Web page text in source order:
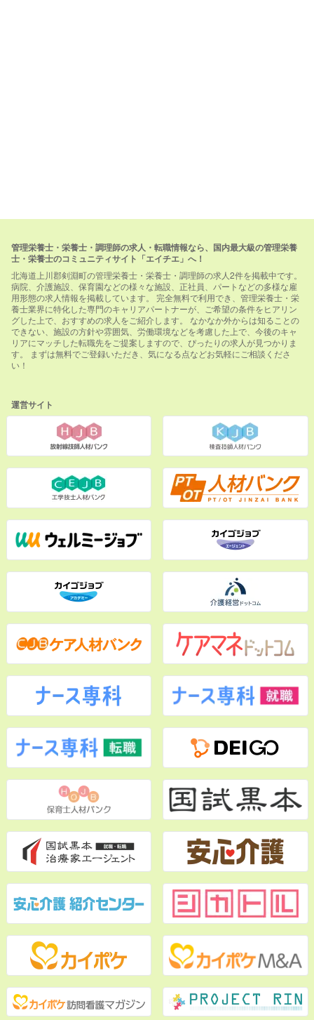
管理栄養士・栄養士・調理師の求人・転職情報なら、国内最大級の管理栄養
士・栄養士のコミュニティサイト「エイチエ」へ！
北海道上川郡剣淵町の管理栄養士・栄養士・調理師の求人2件を掲載中です。
病院、介護施設、保育園などの様々な施設、正社員、パートなどの多様な雇
用形態の求人情報を掲載しています。 完全無料で利用でき、管理栄養士・栄
養士業界に特化した専門のキャリアパートナーが、ご希望の条件をヒアリン
グした上で、おすすめの求人をご紹介します。 なかなか外からは知ることの
できない、施設の方針や雰囲気、労働環境などを考慮した上で、今後のキャ
リアにマッチした転職先をご提案しますので、ぴったりの求人が見つかりま
す。 まずは無料でご登録いただき、気になる点などお気軽にご相談くださ
い！
運営サイト